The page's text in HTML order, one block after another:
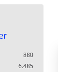
880
6.485